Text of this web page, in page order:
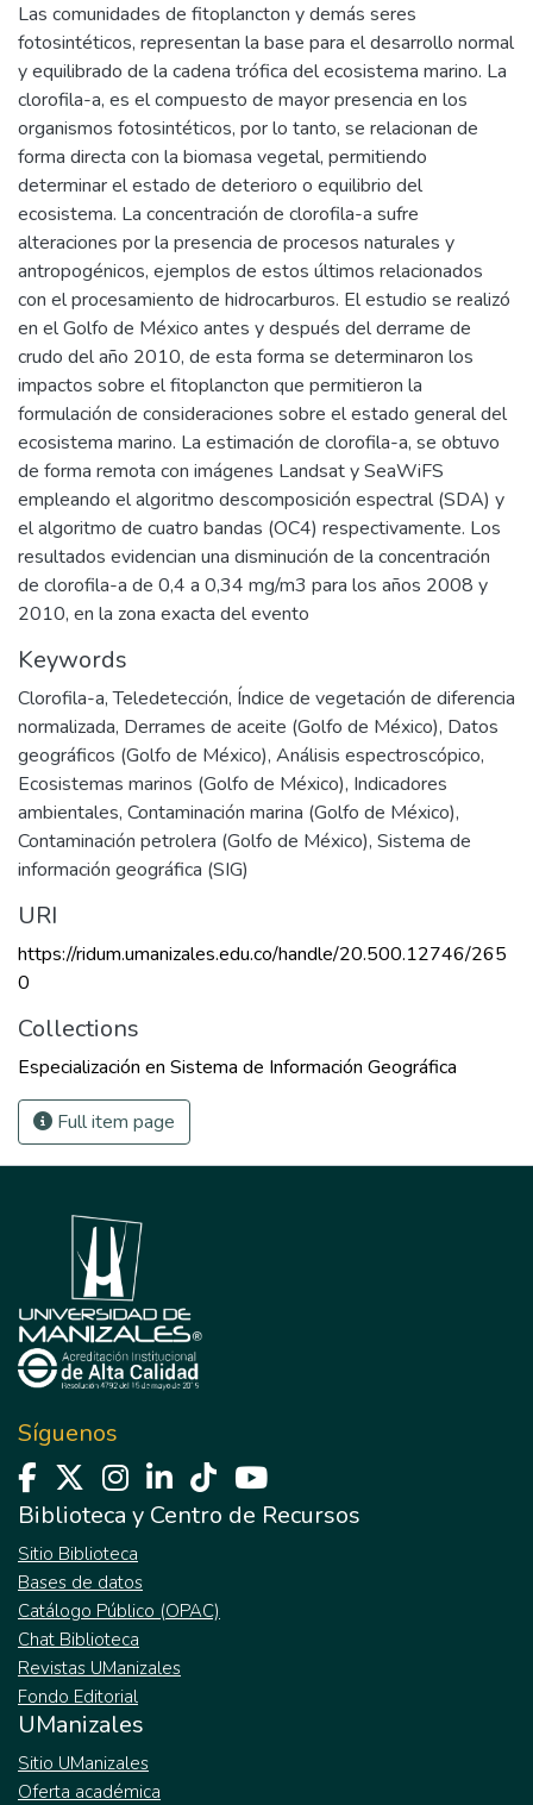
Las comunidades de fitoplancton y demás seres
fotosintéticos, representan la base para el desarrollo normal
y equilibrado de la cadena trófica del ecosistema marino. La
clorofila-a, es el compuesto de mayor presencia en los
organismos fotosintéticos, por lo tanto, se relacionan de
forma directa con la biomasa vegetal, permitiendo
determinar el estado de deterioro o equilibrio del
ecosistema. La concentración de clorofila-a sufre
alteraciones por la presencia de procesos naturales y
antropogénicos, ejemplos de estos últimos relacionados
con el procesamiento de hidrocarburos. El estudio se realizó
en el Golfo de México antes y después del derrame de
crudo del año 2010, de esta forma se determinaron los
impactos sobre el fitoplancton que permitieron la
formulación de consideraciones sobre el estado general del
ecosistema marino. La estimación de clorofila-a, se obtuvo
de forma remota con imágenes Landsat y SeaWiFS
empleando el algoritmo descomposición espectral (SDA) y
el algoritmo de cuatro bandas (OC4) respectivamente. Los
resultados evidencian una disminución de la concentración
de clorofila-a de 0,4 a 0,34 mg/m3 para los años 2008 y
2010, en la zona exacta del evento
Keywords
Clorofila-a,Teledetección, Índice de vegetación de diferencia
normalizada, Derrames de aceite (Golfo de México), Datos
geográficos (Golfo de México), Análisis espectroscópico,
Ecosistemas marinos (Golfo de México), Indicadores
ambientales, Contaminación marina (Golfo de México),
Contaminación petrolera (Golfo de México), Sistema de
información geográfica (SIG)
URI
https://ridum.umanizales.edu.co/handle/20.500.12746/265
0
Collections
Especialización en Sistema de Información Geográfica
Full item page
Síguenos
Biblioteca y Centro de Recursos
Sitio Biblioteca
Bases de datos
Catálogo Público (OPAC)
Chat Biblioteca
Revistas UManizales
Fondo Editorial
UManizales
Sitio UManizales
Oferta académica